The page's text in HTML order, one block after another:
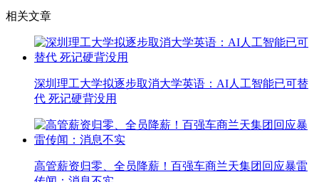
相关文章
深圳理工大学拟逐步取消大学英语：AI人工智能已可替
代 死记硬背没用
高管薪资归零、全员降薪！百强车商兰天集团回应暴雷